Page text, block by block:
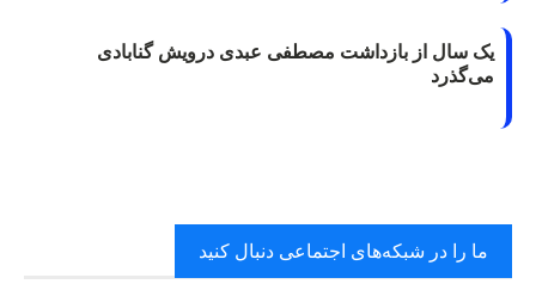
یک سال از بازداشت مصطفی عبدی درویش گنابادی
می‌گذرد
ما را در شبکه‌های اجتماعی دنبال کنید